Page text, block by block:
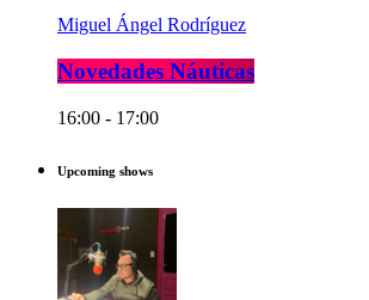
Miguel Ángel Rodríguez
Novedades Náuticas
16:00 - 17:00
Upcoming shows